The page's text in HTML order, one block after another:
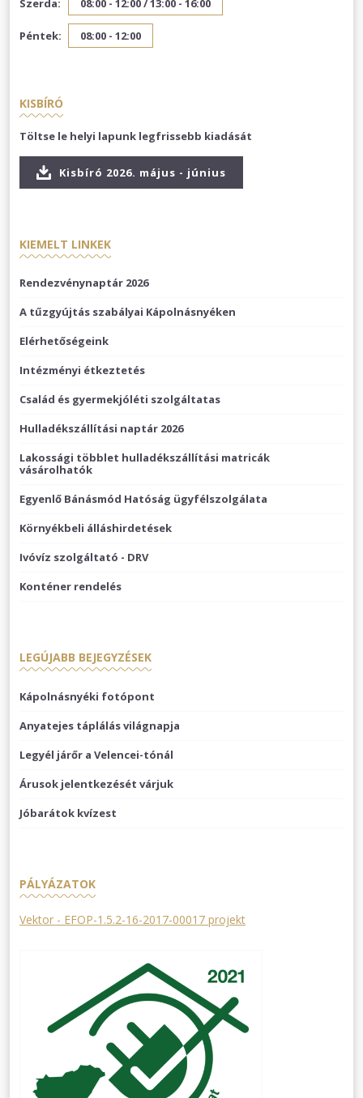
Szerda: 08:00 - 12:00 /13:00 - 16:00
Péntek: 08:00 - 12:00
KISBÍRÓ
Töltse le helyi lapunk legfrissebb kiadását
Kisbíró 2026. május - június
KIEMELT LINKEK
Rendezvénynaptár 2026
A tűzgyújtás szabályai Kápolnásnyéken
Elérhetőségeink
Intézményi étkeztetés
Család és gyermekjóléti szolgáltatas
Hulladékszállítási naptár 2026
Lakossági többlet hulladékszállítási matricák
vásárolhatók
Egyenlő Bánásmód Hatóság ügyfélszolgálata
Környékbeli álláshirdetések
Ivóvíz szolgáltató - DRV
Konténer rendelés
LEGÚJABB BEJEGYZÉSEK
Kápolnásnyéki fotópont
Anyatejes táplálás világnapja
Legyél járőr a Velencei-tónál
Árusok jelentkezését várjuk
Jóbarátok kvízest
PÁLYÁZATOK
Vektor - EFOP-1.5.2-16-2017-00017 projekt